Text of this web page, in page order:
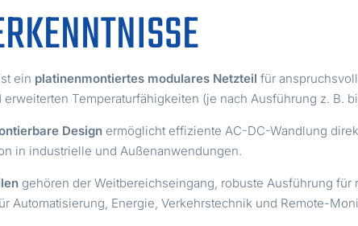
ein platinenmontiertes modulares Netzteil für
erweiterten Temperaturfähigkeiten (je nach Ausführung z. B.
Design ermöglicht effiziente AC-DC-Wandlung
in industrielle und Außenanwendungen.
gehören der Weitbereichseingang, robuste Ausführung
Automatisierung, Energie, Verkehrstechnik und Remote-